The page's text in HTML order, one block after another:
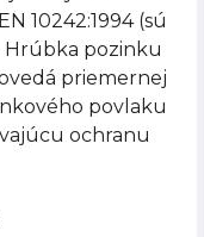
10242:1994 (sú
Hrúbka pozinku
priemernej
povlaku
ochranu